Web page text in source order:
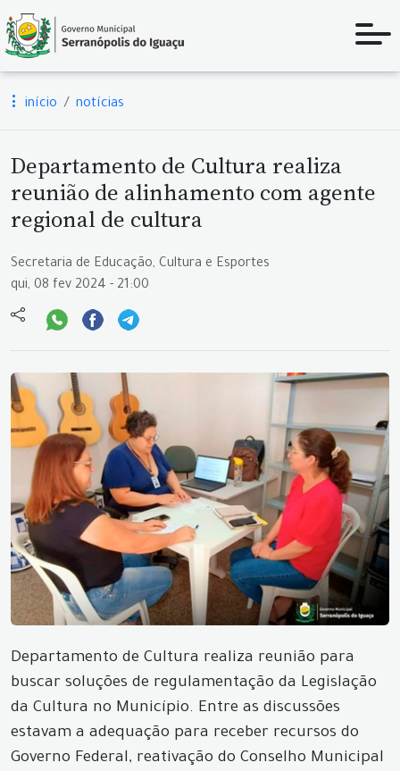
início notícias
Departamento de Cultura realiza
reunião de alinhamento com agente
regional de cultura
Secretaria de Educação, Cultura e Esportes
qui, 08 fev 2024 - 21:00
Departamento de Cultura realiza reunião para
buscar soluções de regulamentação da Legislação
da Cultura no Município. Entre as discussões
estavam a adequação para receber recursos do
Governo Federal, reativação do Conselho Municipal